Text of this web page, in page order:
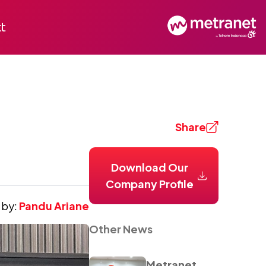
Pandu Ariane
Share
Download Our
Company Profile
Other News